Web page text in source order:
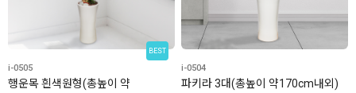
BEST
i-0505
행운목 흰색원형(총높이 약
i-0504
파키라 3대(총높이 약170cm내외)